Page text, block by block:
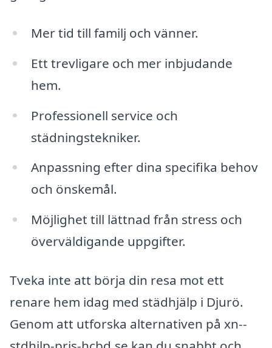
Mer tid till familj och vänner.
Ett trevligare och mer inbjudande
hem.
Professionell service och
städningstekniker.
Anpassning efter dina specifika behov
och önskemål.
Möjlighet till lättnad från stress och
överväldigande uppgifter.
Tveka inte att börja din resa mot ett
renare hem idag med städhjälp i Djurö.
Genom att utforska alternativen på xn--